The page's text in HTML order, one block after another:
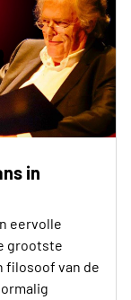
in
eervolle
grootste
filosoof van de